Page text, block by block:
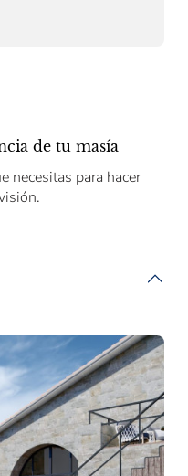
de tu masía
necesitas para hacer